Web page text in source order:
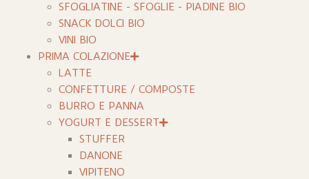
SFOGLIATINE - SFOGLIE - PIADINE BIO
SNACK DOLCI BIO
VINI BIO
PRIMA COLAZIONE
LATTE
CONFETTURE / COMPOSTE
BURRO E PANNA
YOGURT E DESSERT
STUFFER
DANONE
VIPITENO